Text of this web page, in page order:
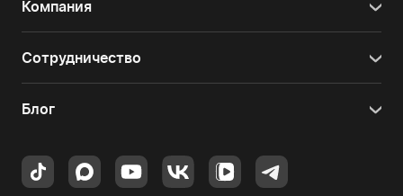
Компания
Сотрудничество
Блог